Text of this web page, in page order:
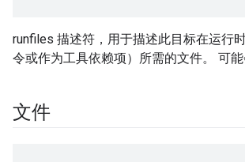
runfiles 描述符，用于描述此目标在运行
令或作为工具依赖项）所需的文件。 可
文件